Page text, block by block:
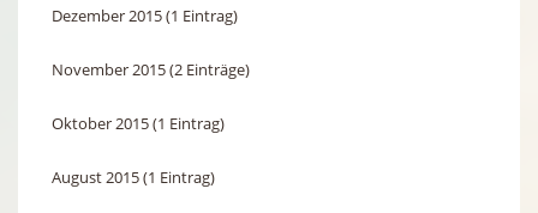
Dezember 2015 (1 Eintrag)
November 2015 (2 Einträge)
Oktober 2015 (1 Eintrag)
August 2015 (1 Eintrag)